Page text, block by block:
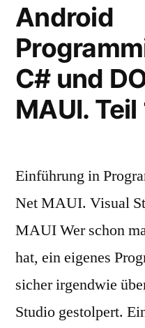
Android
C# und
MAUI.
Einführung in
Net MAUI. Visual
MAUI Wer schon
hat, ein eigenes
sicher irgendwie
Studio gestolpert.